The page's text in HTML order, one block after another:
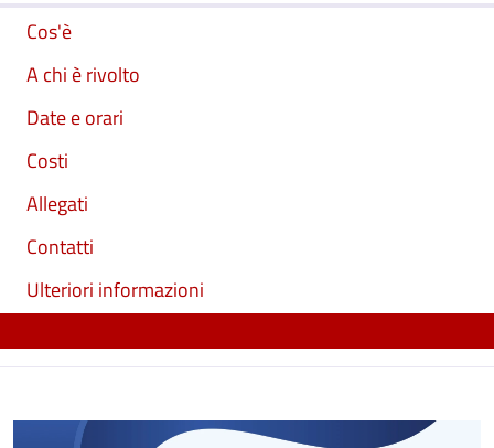
Cos'è
A chi è rivolto
Date e orari
Costi
Allegati
Contatti
Ulteriori informazioni